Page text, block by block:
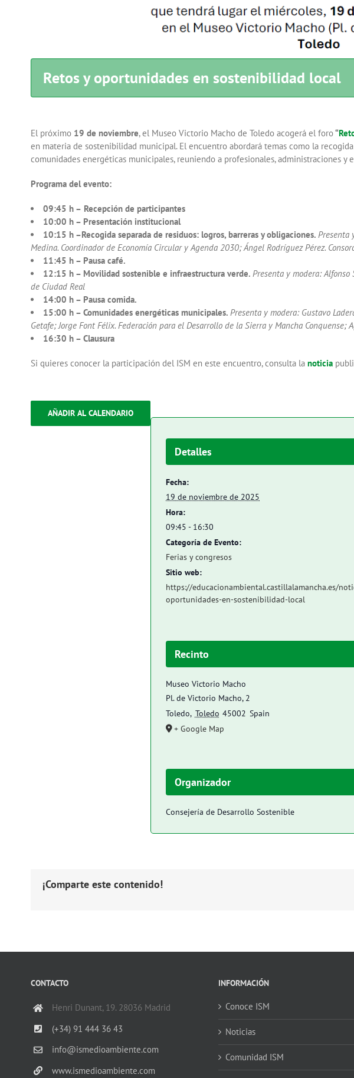
Retos y oportunidades en sostenibilidad local
El próximo 19 de noviembre, el Museo Victorio Macho de Toledo acogerá el foro“
en materia de sostenibilidad municipal. El encuentro abordará temas como la
comunidades energéticas municipales, reuniendo a profesionales, administraciones
Programa del evento:
09:45 h – Recepción de participantes
10:00 h – Presentación institucional
10:15 h –Recogida separada de residuos: logros, barreras y obligaciones. Presenta
Medina. Coordinador de Economía Circular y Agenda 2030; Ángel Rodríguez Pérez.
11:45 h – Pausa café.
12:15 h – Movilidad sostenible e infraestructura verde. Presenta y modera: Alfonso
de Ciudad Real
14:00 h – Pausa comida.
15:00 h – Comunidades energéticas municipales. Presenta y modera: Gustavo
Getafe; Jorge Font Félix. Federación para el Desarrollo de la Sierra y Mancha
16:30 h – Clausura
Si quieres conocer la participación del ISM en este encuentro, consulta la noticia
AÑADIR AL CALENDARIO
Detalles
Fecha:
19 de noviembre de 2025
Hora:
09:45 - 16:30
Categoría de Evento:
Ferias y congresos
Sitio web:
https://educacionambiental.castillalamancha.es/
oportunidades-en-sostenibilidad-local
Recinto
Museo Victorio Macho
Pl. de Victorio Macho, 2
Toledo, Toledo 45002 Spain
+ Google Map
Organizador
Consejería de Desarrollo Sostenible
¡Comparte este contenido!
CONTACTO
Henri Dunant, 19. 28036 Madrid
(+34) 91 444 36 43
info@ismedioambiente.com
www.ismedioambiente.com
INFORMACIÓN
Conoce ISM
Noticias
Comunidad ISM